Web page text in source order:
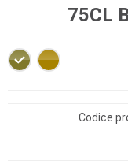
75CL
Codice